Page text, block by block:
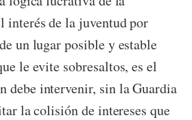
interés de la juventud por
un lugar posible y estable
le evite sobresaltos, es el
debe intervenir, sin la Guardia
la colisión de intereses que